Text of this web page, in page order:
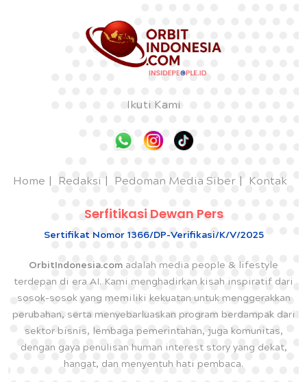
Ikuti Kami
Home Redaksi Pedoman Media Siber Kontak
Serfitikasi Dewan Pers
Sertifikat Nomor 1366/DP-Verifikasi/K/V/2025
OrbitIndonesia.com adalah media people & lifestyle
terdepan di era AI. Kami menghadirkan kisah inspiratif dari
sosok-sosok yang memiliki kekuatan untuk menggerakkan
perubahan, serta menyebarluaskan program berdampak dari
sektor bisnis, lembaga pemerintahan, juga komunitas,
dengan gaya penulisan human interest story yang dekat,
hangat, dan menyentuh hati pembaca.